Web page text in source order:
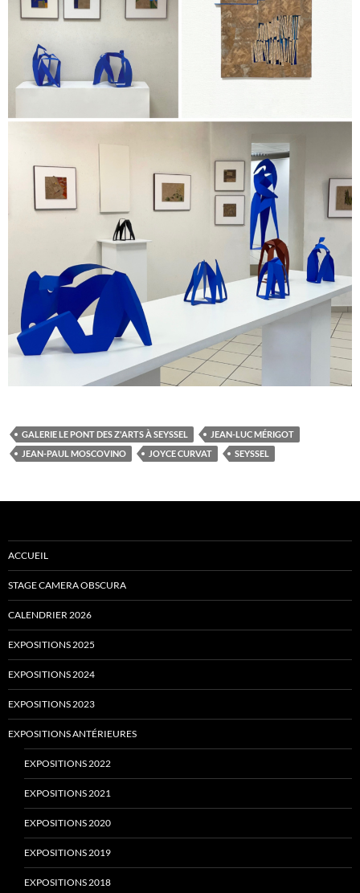
GALERIE LE PONT DES Z'ARTS À SEYSSEL
JEAN-LUC MÉRIGOT
JEAN-PAUL MOSCOVINO
JOYCE CURVAT SEYSSEL
ACCUEIL
STAGE CAMERA OBSCURA
CALENDRIER 2026
EXPOSITIONS 2025
EXPOSITIONS 2024
EXPOSITIONS 2023
EXPOSITIONS ANTÉRIEURES
EXPOSITIONS 2022
EXPOSITIONS 2021
EXPOSITIONS 2020
EXPOSITIONS 2019
EXPOSITIONS 2018